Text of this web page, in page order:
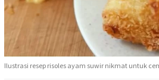
Ilustrasi resep risoles ayam suwir nikmat untuk